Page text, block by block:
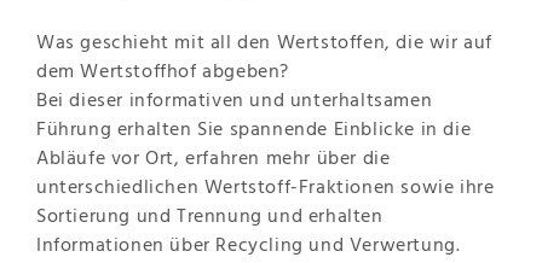
Was geschieht mit all den Wertstoffen, die wir auf
dem Wertstoffhof abgeben?
Bei dieser informativen und unterhaltsamen
Führung erhalten Sie spannende Einblicke in die
Abläufe vor Ort, erfahren mehr über die
unterschiedlichen Wertstoff-Fraktionen sowie ihre
Sortierung und Trennung und erhalten
Informationen über Recycling und Verwertung.